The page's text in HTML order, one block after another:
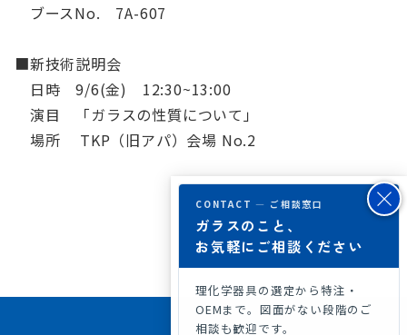
ブースNo. 7A-607
■新技術説明会
日時 9/6(金) 12:30~13:00
演目 「ガラスの性質について」
場所 TKP（旧アパ）会場 No.2
CONTACT — ご相談窓口
ガラスのこと、
お気軽にご相談ください
理化学器具の選定から特注・
OEMまで。図面がない段階のご
相談も歓迎です。